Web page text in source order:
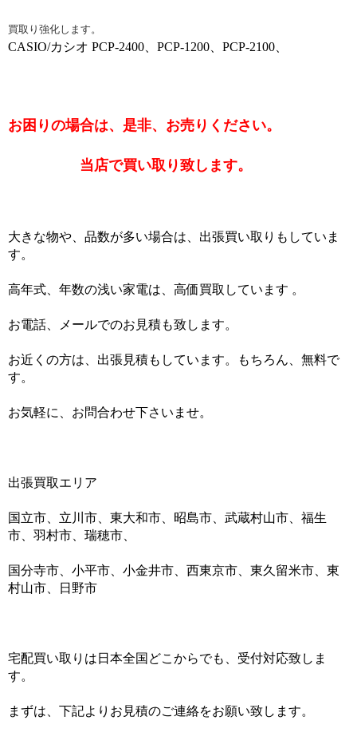
買取り強化します。
CASIO/カシオ PCP-2400、PCP-1200、PCP-2100、
お困りの場合は、是非、お売りください。
当店で買い取り致します。
大きな物や、品数が多い場合は、出張買い取りもしていま
す。
高年式、年数の浅い家電は、高価買取しています 。
お電話、メールでのお見積も致します。
お近くの方は、出張見積もしています。もちろん、無料で
す。
お気軽に、お問合わせ下さいませ。
出張買取エリア
国立市、立川市、東大和市、昭島市、武蔵村山市、福生
市、羽村市、瑞穂市、
国分寺市、小平市、小金井市、西東京市、東久留米市、東
村山市、日野市
宅配買い取りは日本全国どこからでも、受付対応致しま
す。
まずは、下記よりお見積のご連絡をお願い致します。